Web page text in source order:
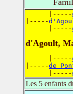
      |-----
|-----
      |-----
d'Agoult,
      |-----
|-----de
      |-----
Les 5 enfants